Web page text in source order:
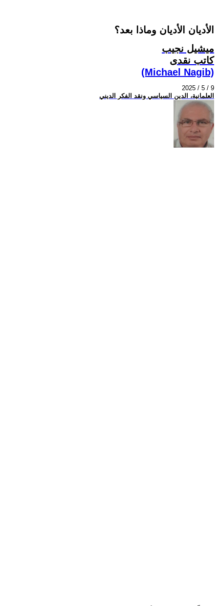
الأديان الأديان وماذا بعد؟
ميشيل نجيب
كاتب نقدى
(Michael Nagib)
2025 / 5 / 9
العلمانية، الدين السياسي ونقد الفكر الديني